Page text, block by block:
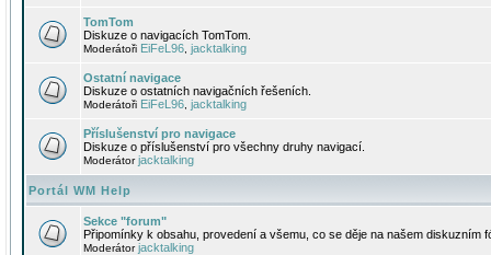
TomTom
Diskuze o navigacích TomTom.
Moderátoři EiFeL96 jacktalking
Ostatní navigace
Diskuze o ostatních navigačních řešeních.
Moderátoři EiFeL96 jacktalking
Příslušenství pro navigace
Diskuze o příslušenství pro všechny druhy navigací.
Moderátorjacktalking
Portál WM Help
Sekce "forum"
Připomínky k obsahu, provedení a všemu, co se děje na našem diskuzním
Moderátorjacktalking